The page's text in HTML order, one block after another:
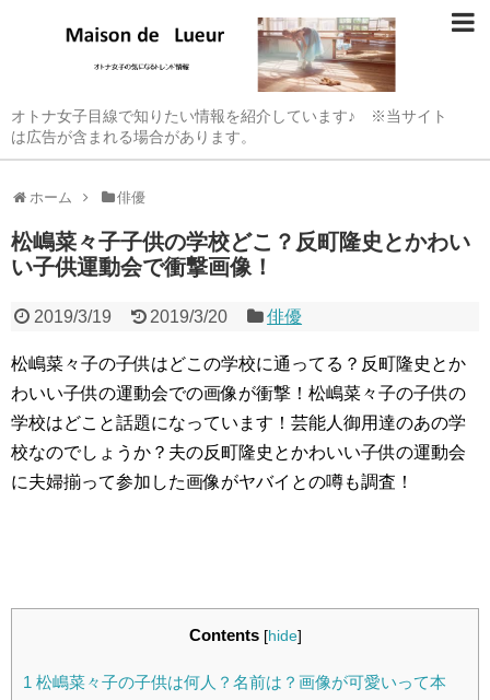
オトナ女子目線で知りたい情報を紹介しています♪ ※当サイト
は広告が含まれる場合があります。
ホーム 俳優
松嶋菜々子子供の学校どこ？反町隆史とかわい
い子供運動会で衝撃画像！
2019/3/19 2019/3/20 俳優
松嶋菜々子の子供はどこの学校に通ってる？反町隆史とか
わいい子供の運動会での画像が衝撃！松嶋菜々子の子供の
学校はどこと話題になっています！芸能人御用達のあの学
校なのでしょうか？夫の反町隆史とかわいい子供の運動会
に夫婦揃って参加した画像がヤバイとの噂も調査！
Contents [hide]
1 松嶋菜々子の子供は何人？名前は？画像が可愛いって本